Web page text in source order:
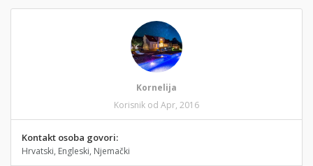
Kornelija
Korisnik od Apr, 2016
Kontakt osoba govori:
Hrvatski, Engleski, Njemački